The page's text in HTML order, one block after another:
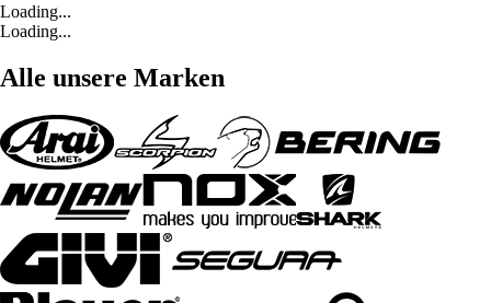
Loading...
Loading...
Alle unsere Marken